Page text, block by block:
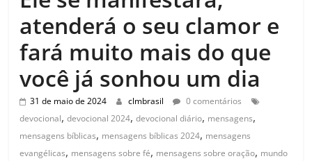
atenderá o seu clamor e
fará muito mais do que
você já sonhou um dia
31 de maio de 2024 clmbrasil
0 comentários
devocional,devocional 2024,devocional diário, mensagens,
mensagens bíblicas, mensagens bíblicas 2024, mensagens
evangélicas, mensagens sobre fé, mensagens sobre oração, mundo